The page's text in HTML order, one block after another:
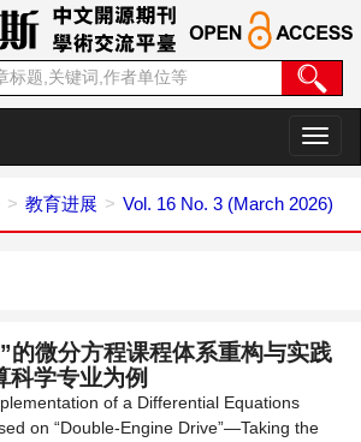
切
换
航
教育进展 Vol. 16 No. 3 (March 2026)
的微分方程课程体系重构与实践
学专业为例
of a Differential Equations
on “Double-Engine Drive”—Taking the